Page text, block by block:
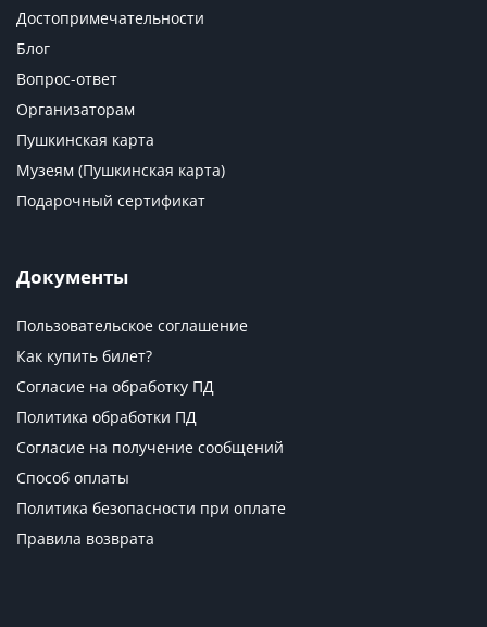
Достопримечательности
Блог
Вопрос-ответ
Организаторам
Пушкинская карта
Музеям (Пушкинская карта)
Подарочный сертификат
Документы
Пользовательское соглашение
Как купить билет?
Согласие на обработку ПД
Политика обработки ПД
Согласие на получение сообщений
Способ оплаты
Политика безопасности при оплате
Правила возврата